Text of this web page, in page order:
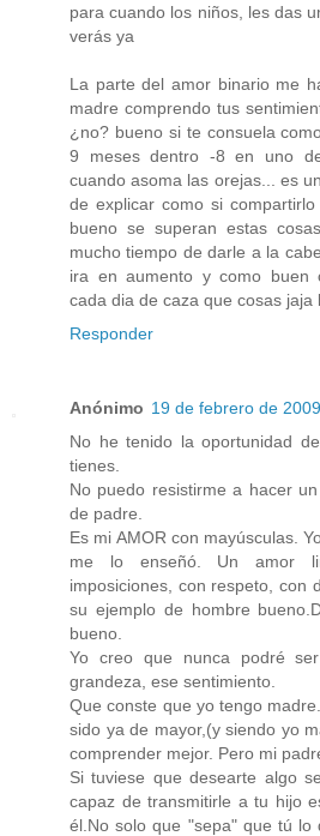
para cuando los niños, les das
verás ya
La parte del amor binario me
madre comprendo tus
¿no? bueno si te consuela
9 meses dentro -8 en uno
cuando asoma las orejas... es
de explicar como si
bueno se superan estas
mucho tiempo de darle a la
ira en aumento y como buen
cada dia de caza que cosas jaja
Responder
Anónimo 19 de febrero de
No he tenido la oportunidad
tienes.
No puedo resistirme a hacer
de padre.
Es mi AMOR con mayúsculas.
me lo enseñó. Un amor
imposiciones, con respeto, con
su ejemplo de hombre
bueno.
Yo creo que nunca podré
grandeza, ese sentimiento.
Que conste que yo tengo
sido ya de mayor,(y siendo yo
comprender mejor. Pero mi
Si tuviese que desearte algo
capaz de transmitirle a tu hijo
él.No solo que "sepa" que tú lo